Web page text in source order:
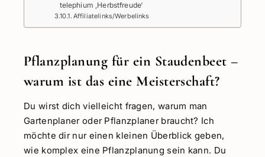
telephium ‚Herbstfreude‘
Affiliatelinks/Werbelinks
Pflanzplanung für ein Staudenbeet –
warum ist das eine Meisterschaft?
Du wirst dich vielleicht fragen, warum man
Gartenplaner oder Pflanzplaner braucht? Ich
möchte dir nur einen kleinen Überblick geben,
wie komplex eine Pflanzplanung sein kann. Du